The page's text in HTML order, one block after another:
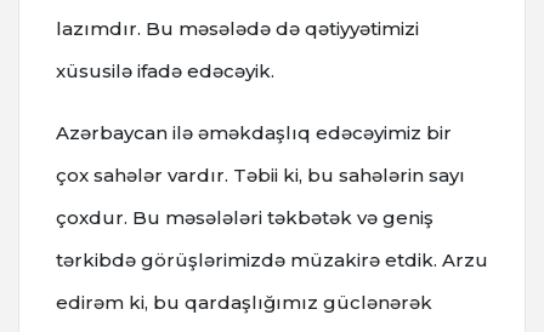
lazımdır. Bu məsələdə də qətiyyətimizi
xüsusilə ifadə edəcəyik.
Azərbaycan ilə əməkdaşlıq edəcəyimiz bir
çox sahələr vardır. Təbii ki, bu sahələrin sayı
çoxdur. Bu məsələləri təkbətək və geniş
tərkibdə görüşlərimizdə müzakirə etdik. Arzu
edirəm ki, bu qardaşlığımız güclənərək